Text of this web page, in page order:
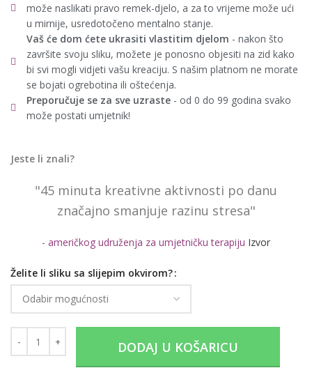
može naslikati pravo remek-djelo, a za to vrijeme može ući
u mirnije, usredotočeno mentalno stanje.
Vaš će dom ćete ukrasiti vlastitim djelom - nakon što
završite svoju sliku, možete je ponosno objesiti na zid kako
bi svi mogli vidjeti vašu kreaciju. S našim platnom ne morate
se bojati ogrebotina ili oštećenja.
Preporučuje se za sve uzraste - od 0 do 99 godina svako
može postati umjetnik!
Jeste li znali?
"45 minuta kreativne aktivnosti po danu
značajno smanjuje razinu stresa"
- američkog udruženja za umjetničku terapiju Izvor
Želite li sliku sa slijepim okvirom?
DODAJ U KOŠARICU